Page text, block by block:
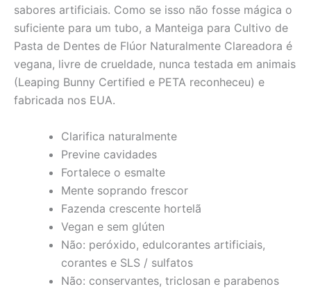
sabores artificiais. Como se isso não fosse mágica o
suficiente para um tubo, a Manteiga para Cultivo de
Pasta de Dentes de Flúor Naturalmente Clareadora é
vegana, livre de crueldade, nunca testada em animais
(Leaping Bunny Certified e PETA reconheceu) e
fabricada nos EUA.
Clarifica naturalmente
Previne cavidades
Fortalece o esmalte
Mente soprando frescor
Fazenda crescente hortelã
Vegan e sem glúten
Não: peróxido, edulcorantes artificiais,
corantes e SLS / sulfatos
Não: conservantes, triclosan e parabenos